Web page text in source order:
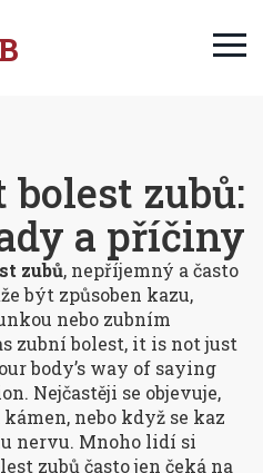
zubů:
a příčiny
zubů, nepříjemný a často
být způsoben kazu,
nebo zubním
zubní bolest, it is not just
body’s way of saying
Nejčastěji se objevuje,
nebo když se kaz
nervu. Mnoho lidí si
zubů často jen čeká na